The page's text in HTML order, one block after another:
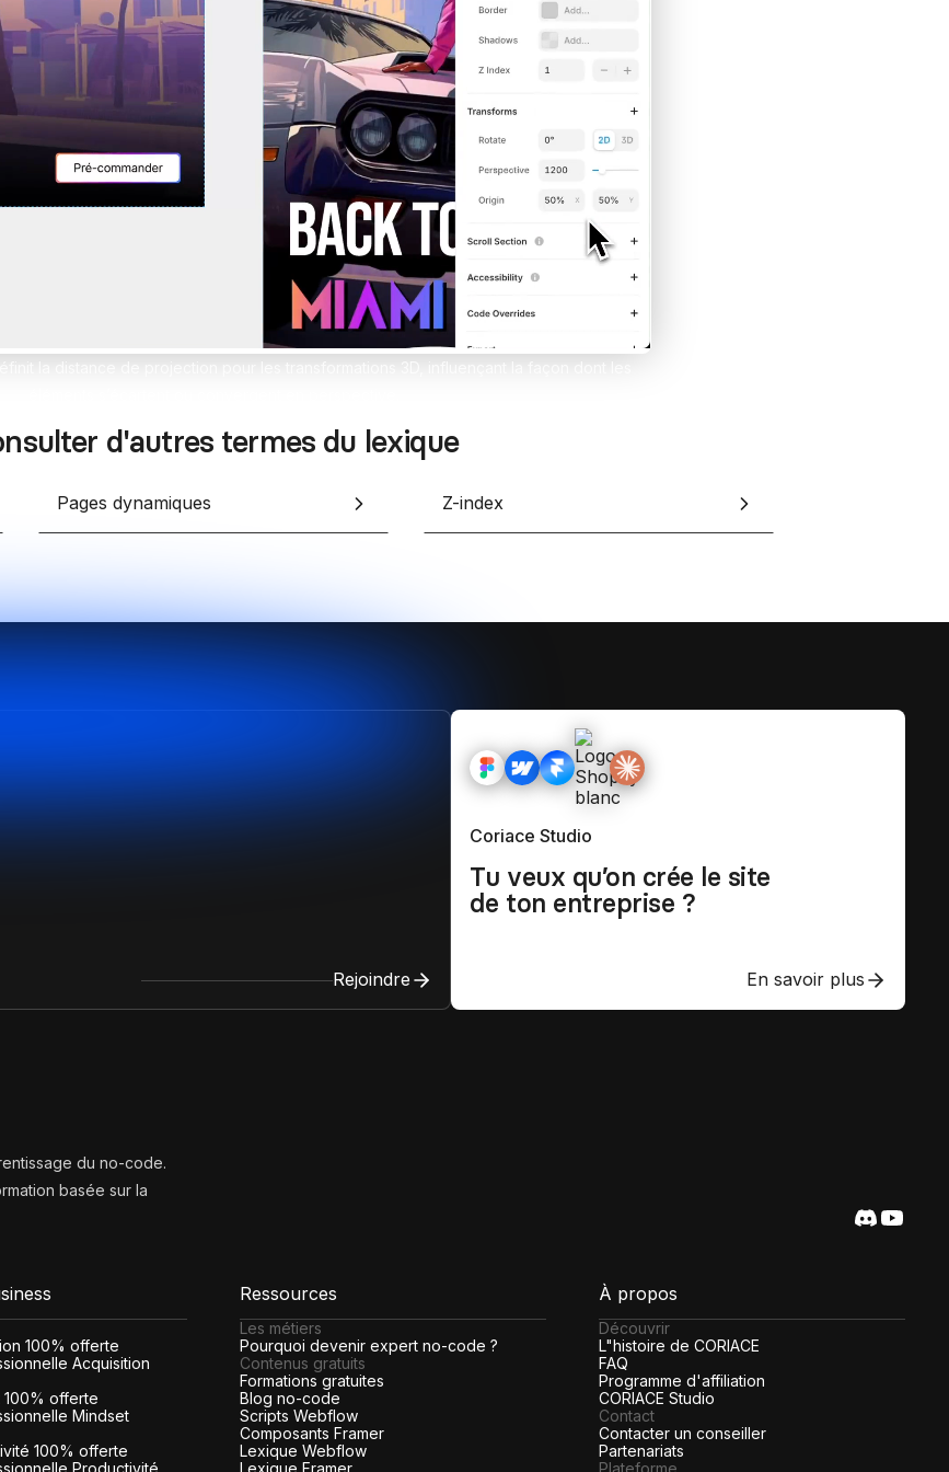
Shopify sur-mesure
l'IA en te formant
design sans limites
Formation Shopify
Conçois des e-commerces design
et performants
Formation Claude IA
Maîtrise l'IA pour le no-code
d'autres termes du lexique
Pages dynamiques Z-index
Rejoindre
Coriace Studio
Tu veux qu’on crée le site
de ton entreprise ?
En savoir plus
du no-code.
basée sur la
100% offerte
Acquisition
100% offerte
Mindset
100% offerte
Ressources
Les métiers
Pourquoi devenir expert no-code ?
Contenus gratuits
Formations gratuites
Blog no-code
Scripts Webflow
Composants Framer
Lexique Webflow
À propos
Découvrir
L"histoire de CORIACE
FAQ
Programme d'affiliation
CORIACE Studio
Contact
Contacter un conseiller
Partenariats